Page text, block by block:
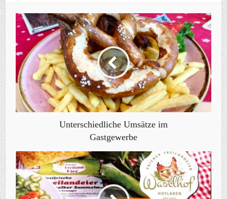
Unterschiedliche Umsätze im
Gastgewerbe